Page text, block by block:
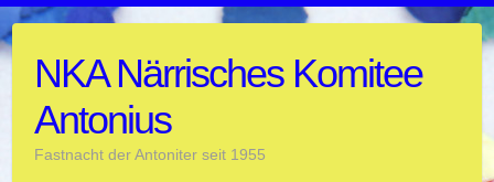
Skip
to
contentNKA Närrisches Komitee
Antonius
Fastnacht der Antoniter seit 1955